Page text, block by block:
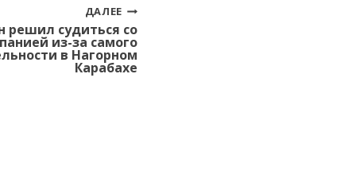
ДАЛЕЕ
решил судиться со
из-за самого
в Нагорном
Карабахе